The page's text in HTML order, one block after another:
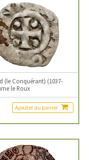
(le Conquérant) (1037-
le Roux
Ajouter au panier